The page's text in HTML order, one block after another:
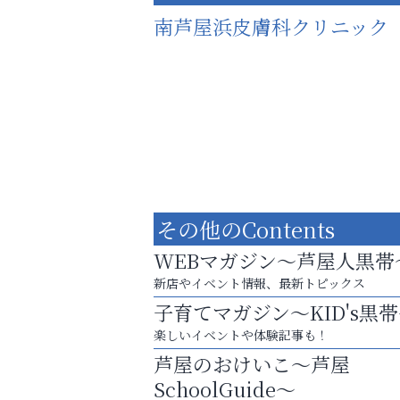
南芦屋浜皮膚科クリニック
お子さまにも大人にも、優しく寄り添う
OTTO南芦屋浜皮膚科クリニック、開院！
アクイール芦屋店
その他のContents
WEBマガジン～芦屋人黒帯
新店やイベント情報、最新トピックス
子育てマガジン～KID's黒
楽しいイベントや体験記事も！
芦屋のおけいこ～芦屋
SchoolGuide～